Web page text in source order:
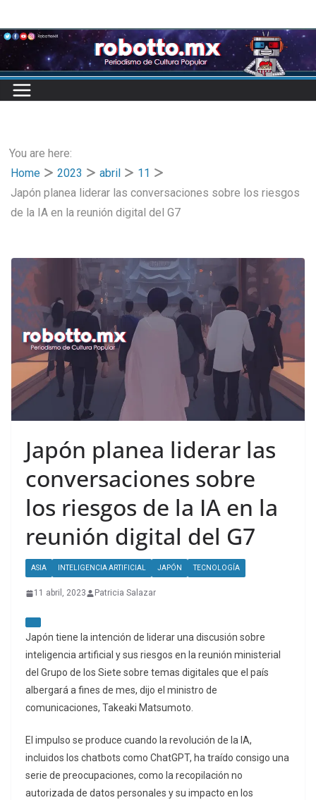
to
content
You are here:
Home
2023 abril
11
Japón planea liderar las conversaciones sobre los riesgos
de la IA en la reunión digital del G7
Japón planea liderar las
conversaciones sobre
los riesgos de la IA en la
reunión digital del G7
ASIA INTELIGENCIA ARTIFICIAL JAPÓN TECNOLOGÍA
11 abril, 2023 Patricia Salazar
Japón tiene la intención de liderar una discusión sobre
inteligencia artificial y sus riesgos en la reunión ministerial
del Grupo de los Siete sobre temas digitales que el país
albergará a fines de mes, dijo el ministro de
comunicaciones, Takeaki Matsumoto.
El impulso se produce cuando la revolución de la IA,
incluidos los chatbots como ChatGPT, ha traído consigo una
serie de preocupaciones, como la recopilación no
autorizada de datos personales y su impacto en los